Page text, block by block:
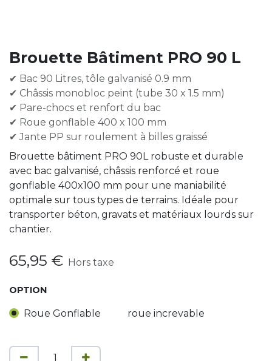
Brouette Bâtiment PRO 90 L
✔ Bac 90 Litres, tôle galvanisé 0.9 mm
✔ Châssis monobloc peint (tube 30 x 1.5 mm)
✔ Pare-chocs et renfort du bac
✔ Roue gonflable 400 x 100 mm
✔ Jante PP sur roulement à billes graissé
Brouette bâtiment PRO 90L robuste et durable
avec bac galvanisé, châssis renforcé et roue
gonflable 400x100 mm pour une maniabilité
optimale sur tous types de terrains. Idéale pour
transporter béton, gravats et matériaux lourds sur
chantier.
65,95 € Hors taxe
OPTION
Roue Gonflable roue increvable